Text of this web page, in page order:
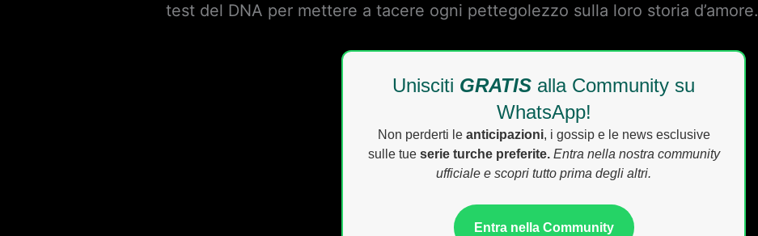
test del DNA per mettere a tacere ogni pettegolezzo sulla loro storia d’amore.
Unisciti GRATIS alla Community su
WhatsApp!
Non perderti le anticipazioni, i gossip e le news esclusive
sulle tue serie turche preferite. Entra nella nostra community
ufficiale e scopri tutto prima degli altri.
Entra nella Community